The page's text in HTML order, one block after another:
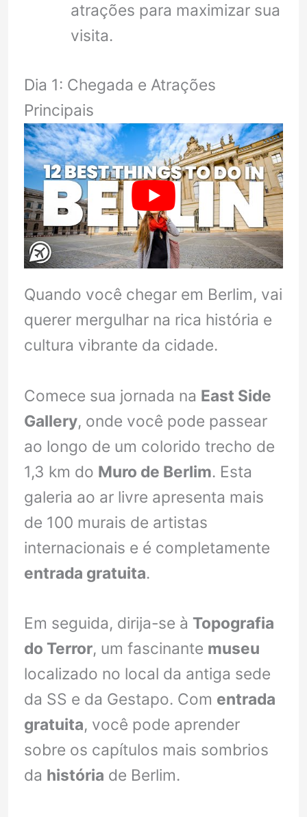
atrações para maximizar sua
visita.
Dia 1: Chegada e Atrações
Principais
Quando você chegar em Berlim, vai
querer mergulhar na rica história e
cultura vibrante da cidade.
Comece sua jornada na East Side
Gallery, onde você pode passear
ao longo de um colorido trecho de
1,3 km do Muro de Berlim. Esta
galeria ao ar livre apresenta mais
de 100 murais de artistas
internacionais e é completamente
entrada gratuita.
Em seguida, dirija-se àTopografia
do Terror, um fascinante museu
localizado no local da antiga sede
da SS e da Gestapo. Com entrada
gratuita, você pode aprender
sobre os capítulos mais sombrios
da história de Berlim.